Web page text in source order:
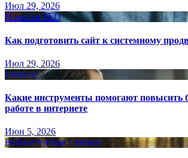
Июл 29, 2026
Новости SEO
Как подготовить сайт к системному
Июл 29, 2026
Главное
Какие инструменты помогают повысить
работе в интернете
Июн 5, 2026
Вебмастерская Главное